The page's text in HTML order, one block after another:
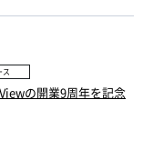
ス
の開業9周年を記念